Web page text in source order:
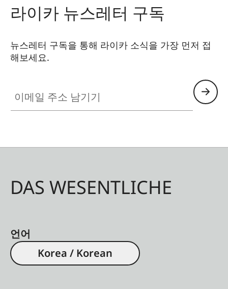
라이카 뉴스레터 구독
뉴스레터 구독을 통해 라이카 소식을 가장 먼저 접
해보세요.
DAS WESENTLICHE
언어
Korea / Korean